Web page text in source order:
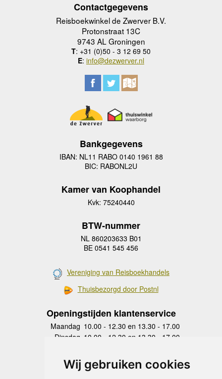
Wij gebruiken cookies
Contactgegevens
Reisboekwinkel de Zwerver B.V.
Protonstraat 13C
9743 AL Groningen
T: +31 (0)50 - 3 12 69 50
E: info@dezwerver.nl
Bankgegevens
IBAN: NL11 RABO 0140 1961 88
BIC: RABONL2U
Kamer van Koophandel
Kvk: 75240440
BTW-nummer
NL 860203633 B01
BE 0541 545 456
Vereniging van Reisboekhandels
Thuisbezorgd door Postnl
Openingstijden klantenservice
Maandag 10.00 - 12.30 en 13.30 - 17.00
Dinsdag 10.00 - 12.30 en 13.30 - 17.00
Donderdag
10.00 - 12.30 en 13.30 - 17.00
Vrijdag 10.00 - 12.30 en 13.30 - 17.00